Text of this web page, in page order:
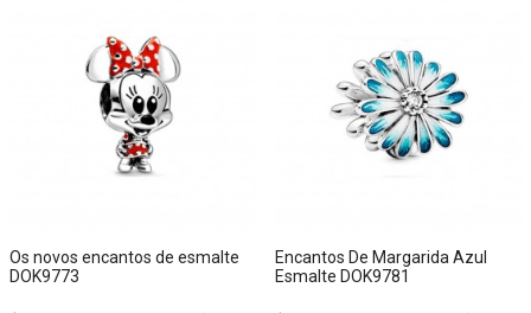
Os novos encantos de esmalte
DOK9773
Encantos De Margarida Azul
Esmalte DOK9781